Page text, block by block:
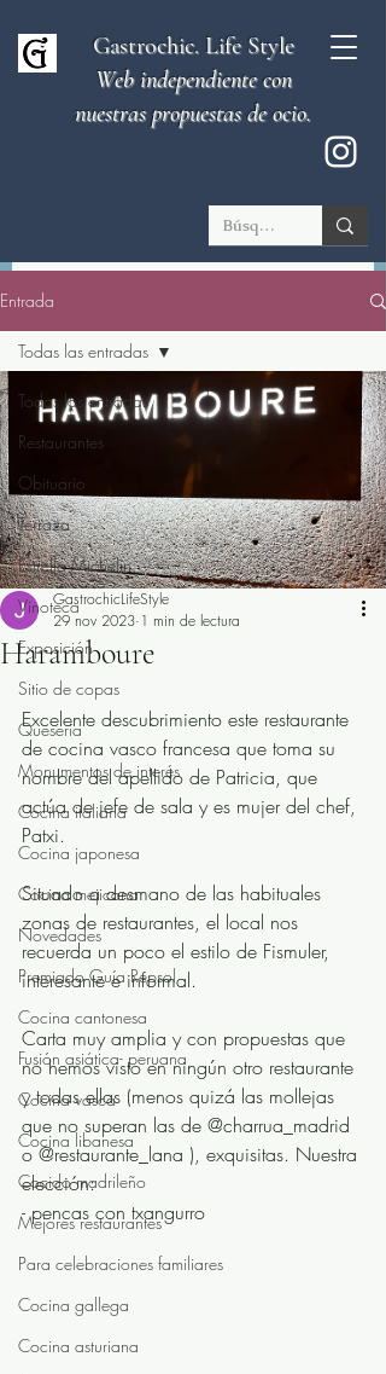
Gastrochic. Life Style
Web independiente con
nuestras propuestas de ocio.
Entrada
Todas las entradas
Restaurantes
Obituario
Terraza
Estrella Michelín
Vinoteca
Exposición
Sitio de copas
Quesería
Monumentos de interés
Cocina italiana
Cocina japonesa
Cocina mejicana
Novedades
Premiado Guía Repsol
Cocina cantonesa
Fusión asiática- peruana
Cocina vasca
Cocina libanesa
Cocido madrileño
Mejores restaurantes
Para celebraciones familiares
Cocina gallega
Cocina asturiana
Todas las entradas
Haramboure
GastrochicLifeStyle
29 nov 2023 1 min de lectura
Excelente descubrimiento este restaurante
de cocina vasco francesa que toma su
nombre del apellido de Patricia, que
actúa de jefe de sala y es mujer del chef,
Patxi.
Situado a desmano de las habituales
zonas de restaurantes, el local nos
recuerda un poco el estilo de Fismuler,
interesante e informal.
Carta muy amplia y con propuestas que
no hemos visto en ningún otro restaurante
y todas ellas (menos quizá las mollejas
que no superan las de @charrua_madrid
o @restaurante_lana ), exquisitas. Nuestra
elección:
- pencas con txangurro